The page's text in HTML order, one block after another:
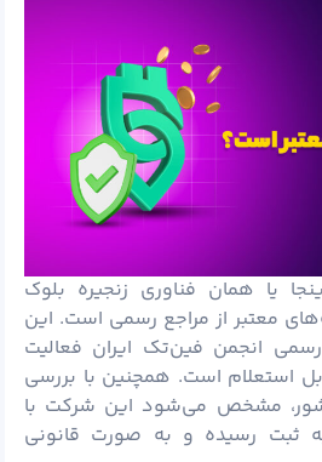
یا همان فناوری زنجیره بلوک
معتبر از مراجع رسمی است. این
انجمن فین‌تک ایران فعالیت
استعلام است. همچنین با بررسی
مشخص می‌شود این شرکت با
ثبت رسیده و به صورت قانونی